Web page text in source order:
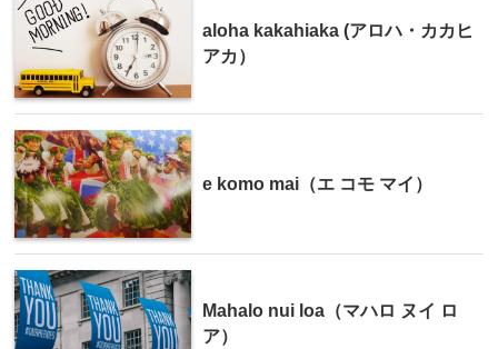
aloha kakahiaka (アロハ・カカヒ
アカ）
e komo mai（エ コモ マイ）
Mahalo nui loa（マハロ ヌイ ロ
ア）